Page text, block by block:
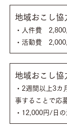
地域おこし協
・人件費
・活動費
地域おこし
・2週間以上3
事することで応
・12,000円/日